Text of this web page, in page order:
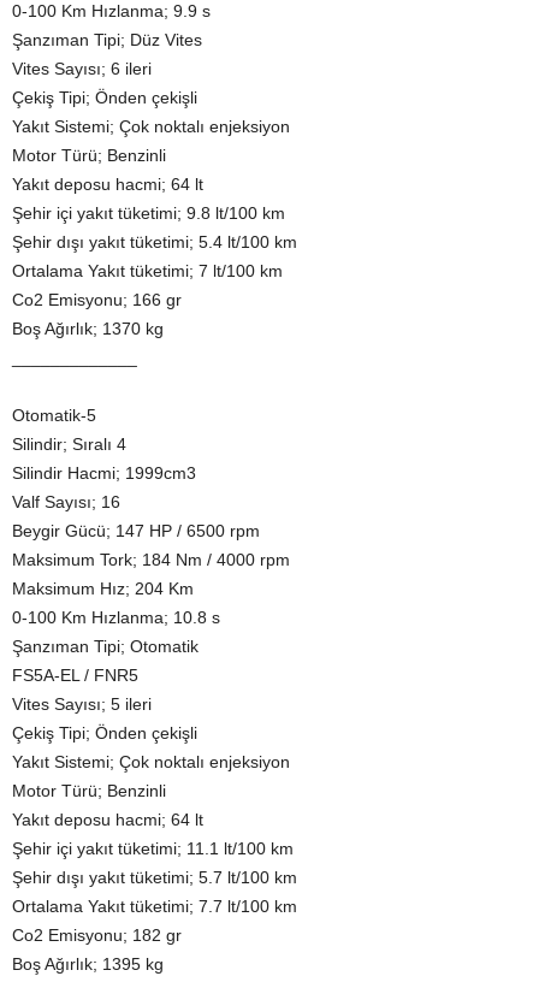
0-100 Km Hızlanma; 9.9 s
Şanzıman Tipi; Düz Vites
Vites Sayısı; 6 ileri
Çekiş Tipi; Önden çekişli
Yakıt Sistemi; Çok noktalı enjeksiyon
Motor Türü; Benzinli
Yakıt deposu hacmi; 64 lt
Şehir içi yakıt tüketimi; 9.8 lt/100 km
Şehir dışı yakıt tüketimi; 5.4 lt/100 km
Ortalama Yakıt tüketimi; 7 lt/100 km
Co2 Emisyonu; 166 gr
Boş Ağırlık; 1370 kg
Otomatik-5
Silindir; Sıralı 4
Silindir Hacmi; 1999cm3
Valf Sayısı; 16
Beygir Gücü; 147 HP / 6500 rpm
Maksimum Tork; 184 Nm / 4000 rpm
Maksimum Hız; 204 Km
0-100 Km Hızlanma; 10.8 s
Şanzıman Tipi; Otomatik
FS5A-EL / FNR5
Vites Sayısı; 5 ileri
Çekiş Tipi; Önden çekişli
Yakıt Sistemi; Çok noktalı enjeksiyon
Motor Türü; Benzinli
Yakıt deposu hacmi; 64 lt
Şehir içi yakıt tüketimi; 11.1 lt/100 km
Şehir dışı yakıt tüketimi; 5.7 lt/100 km
Ortalama Yakıt tüketimi; 7.7 lt/100 km
Co2 Emisyonu; 182 gr
Boş Ağırlık; 1395 kg